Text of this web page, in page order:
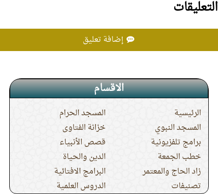
14. كيف أبر والدتي بعد موتها؟
المشاكل المالية لا تجيز قطيعة الرحم
التعليقات
إضافة تعليق
الاقسام
الرئيسية
المسجد الحرام
المسجد النبوي
خزانة الفتاوى
برامج تلفزيونية
قصص الأنبياء
خطب الجمعة
الدين والحياة
زاد الحاج والمعتمر
البرامج الافتائية
تصنيفات
الدروس العلمية